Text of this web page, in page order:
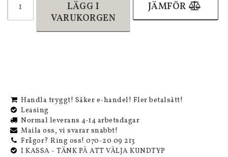
LÄGG I
VARUKORGEN
JÄMFÖR
Handla tryggt! Säker e-handel! Fler betalsätt!
Leasing
Normal leverans 4-14 arbetsdagar
Maila oss, vi svarar snabbt!
Frågor? Ring oss! 070-20 09 213
I KASSA - TÄNK PÅ ATT VÄLJA KUNDTYP